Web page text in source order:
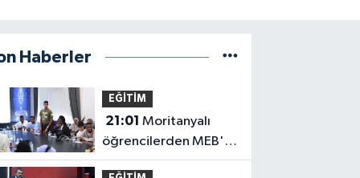
Haberler
EĞİTİM
21:01 Moritanyalı
öğrencilerden MEB'e
ziyaret